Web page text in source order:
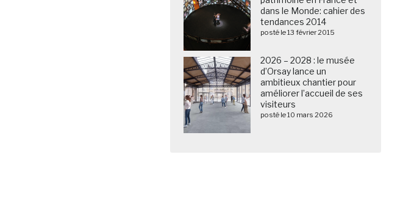
dans le Monde: cahier des
tendances 2014
posté le 13 février 2015
2026 – 2028 : le musée
d’Orsay lance un
ambitieux chantier pour
améliorer l’accueil de ses
visiteurs
posté le 10 mars 2026